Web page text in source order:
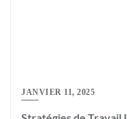
JANVIER 11, 2025